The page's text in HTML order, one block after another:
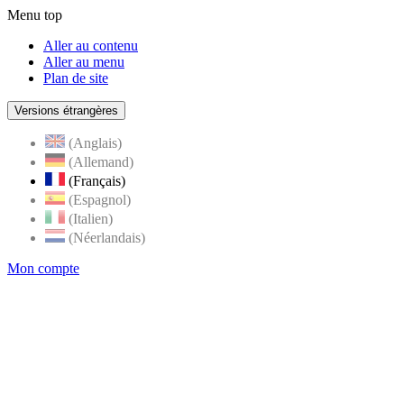
Menu top
Aller au contenu
Aller au menu
Plan de site
Versions étrangères
(Anglais)
(Allemand)
(Français)
(Espagnol)
(Italien)
(Néerlandais)
Mon compte